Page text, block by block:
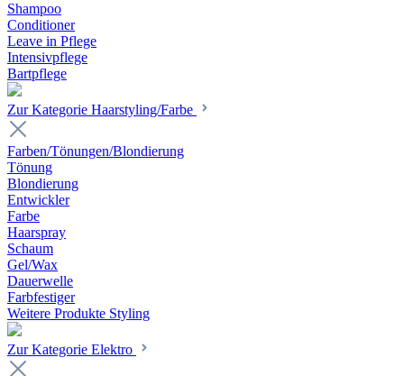
Shampoo
Conditioner
Leave in Pflege
Intensivpflege
Bartpflege
Zur Kategorie Haarstyling/Farbe
Farben/Tönungen/Blondierung
Tönung
Blondierung
Entwickler
Farbe
Haarspray
Schaum
Gel/Wax
Dauerwelle
Farbfestiger
Weitere Produkte Styling
Zur Kategorie Elektro